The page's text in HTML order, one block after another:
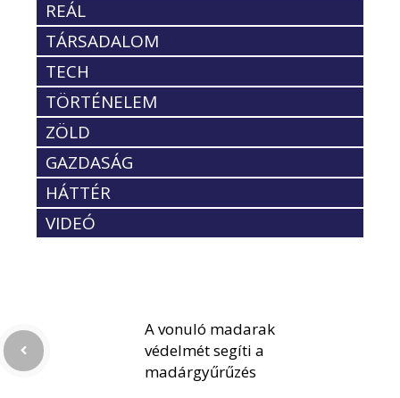
REÁL
TÁRSADALOM
TECH
TÖRTÉNELEM
ZÖLD
GAZDASÁG
HÁTTÉR
VIDEÓ
A vonuló madarak
védelmét segíti a
madárgyűrűzés